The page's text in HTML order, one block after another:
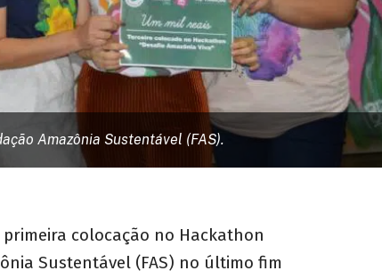
Amazônia Sustentável (FAS).
colocação no Hackathon
Sustentável (FAS) no último fim